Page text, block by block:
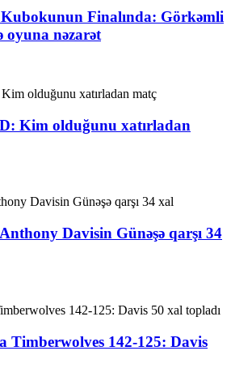
Finalında: Görkəmli
oyuna nəzarət
Kim olduğunu xatırladan
Davisin Günəşə qarşı 34
Timberwolves 142-125: Davis